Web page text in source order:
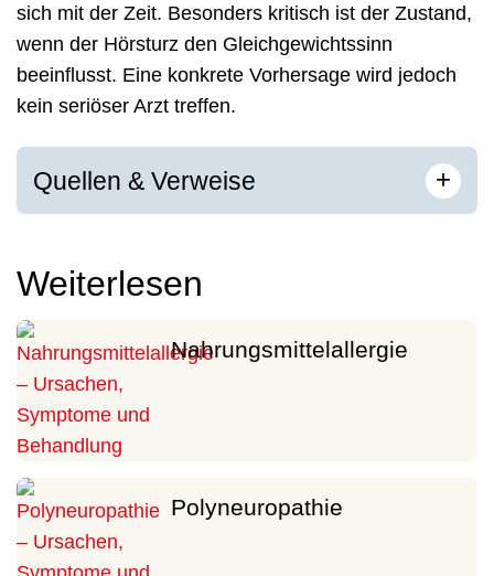
sich mit der Zeit. Besonders kritisch ist der Zustand,
wenn der Hörsturz den Gleichgewichtssinn
beeinflusst. Eine konkrete Vorhersage wird jedoch
kein seriöser Arzt treffen.
Quellen & Verweise +
Weiterlesen
Nahrungsmittelallergie
Polyneuropathie